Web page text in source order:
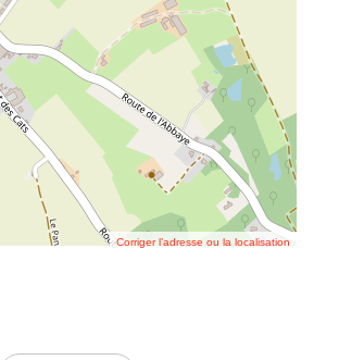
Corriger l’adresse ou la localisation